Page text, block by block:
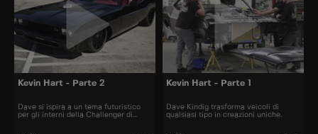
Kevin Hart - Parte 2
Dave si ispira a un tema futuristico
per gli interni della Challenger di
Kevin Hart - Parte 1
Dave Kindig trasforma veicoli di
qualsiasi tipo in creazioni uniche.